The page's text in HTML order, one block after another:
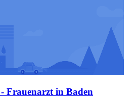
Frauenarzt in Baden